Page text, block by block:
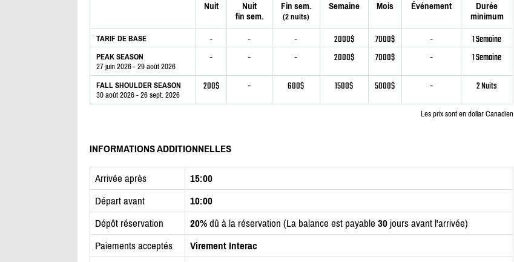
Nuit
Nuit
fin sem.
Fin sem.
(2 nuits)
Semaine Mois Événement
Durée
minimum
TARIF DE BASE - - - 2000$ 7000$ - 1 Semaine
PEAK SEASON
27 juin 2026 - 29 août 2026
- - - 2000$ 7000$ - 1 Semaine
FALL SHOULDER SEASON
30 août 2026 - 26 sept. 2026
200$ - 600$ 1500$ 5000$ - 2 Nuits
Les prix sont en dollar Canadien
INFORMATIONS ADDITIONNELLES
Arrivée après
15:00
Départ avant
10:00
Dépôt réservation
20%dû à la réservation (La balance est payable 30jours avant l'arrivée)
Paiements acceptés
Virement Interac